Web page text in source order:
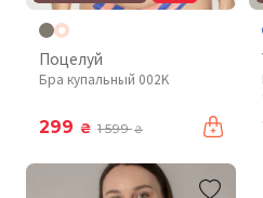
Поцелуй
Бра купальный 002K
299 ₴ 1 599₴